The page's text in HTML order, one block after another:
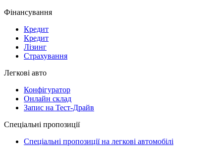
Фінансування
Кредит
Кредит
Лізинг
Страхування
Легкові авто
Конфігуратор
Онлайн склад
Запис на Тест-Драйв
Спеціальні пропозиції
Спеціальні пропозиції на легкові автомобілі